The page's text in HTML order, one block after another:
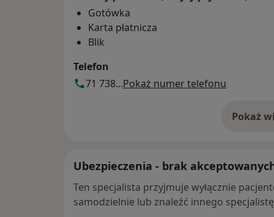
Gotówka
Karta płatnicza
Blik
Telefon
71 738...Pokaż numer telefonu
Pokażo
Ubezpieczenia - brak
Ten specjalista przyjmuje wyłącznie
samodzielnie lub znaleźć innego